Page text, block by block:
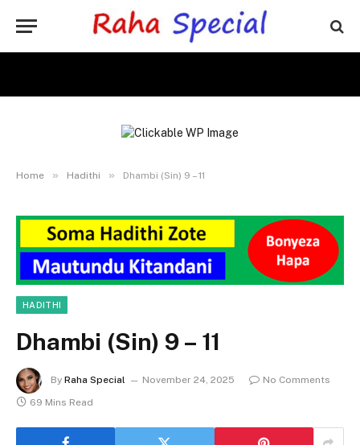
Home » Hadithi » Dhambi (Sin) 9 – 11
HADITHI
Dhambi (Sin) 9 – 11
By Raha Special November 24, 2025
No Comments
69 Mins Read